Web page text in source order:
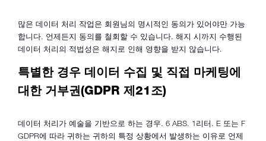
많은 데이터 처리 작업은 회원님의 명시적인 동의가 있어야만 가능
합니다. 언제든지 동의를 철회할 수 있습니다. 해지 시까지 수행된
데이터 처리의 적법성은 해지로 인해 영향을 받지 않습니다.
특별한 경우 데이터 수집 및 직접 마케팅에
대한 거부권(GDPR 제21조)
데이터 처리가 예술을 기반으로 하는 경우. 6 ABS. 1리터. E 또는 F
GDPR에 따라 귀하는 귀하의 특정 상황에서 발생하는 이유로 언제